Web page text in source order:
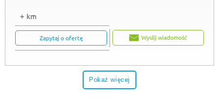
+ km
Zapytaj o ofertę Wyslij wiadomość
Pokaż więcej